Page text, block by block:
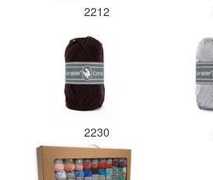
2212
2230